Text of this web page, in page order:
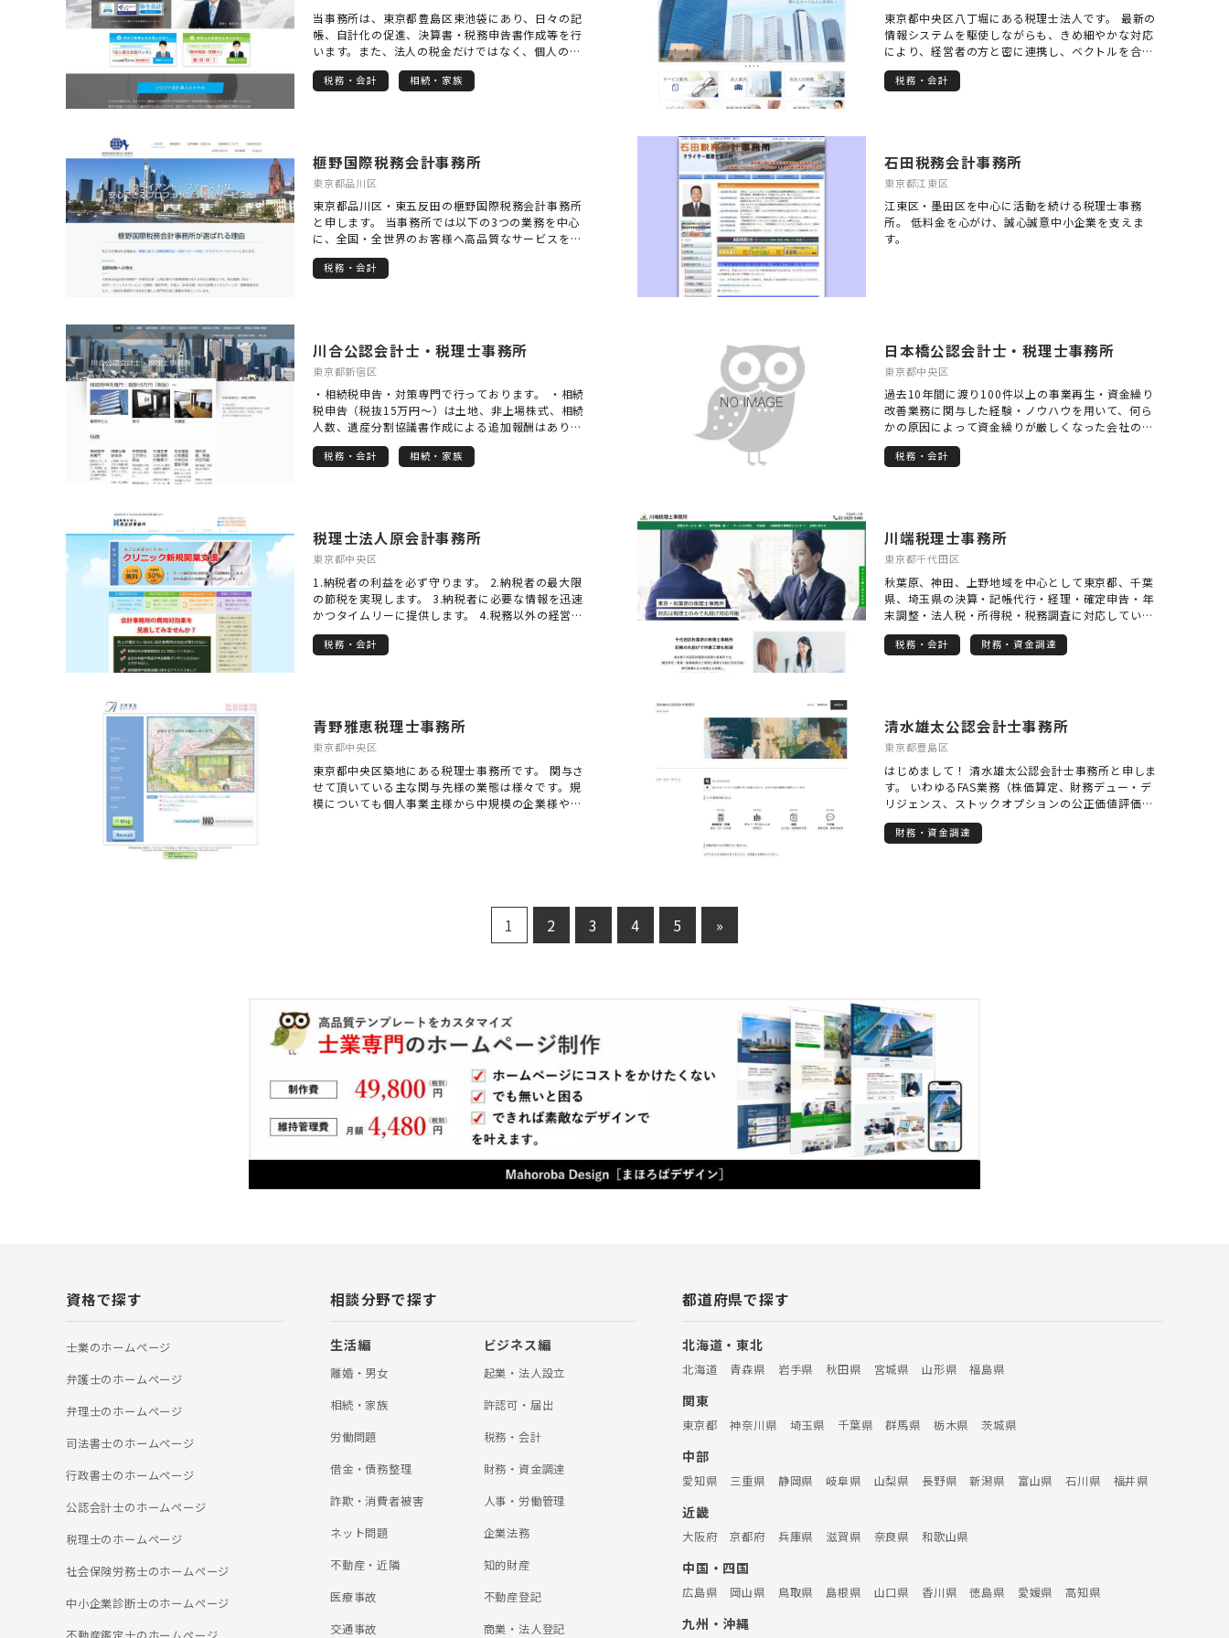
当事務所は、東京都豊島区東池袋にあり、日々の記
帳、自計化の促進、決算書・税務申告書作成等を行
います。また、法人の税金だけではなく、個人の所
得税、相続・贈与税等も含めて総合的な節税対策を
積極的に行っていきます。そして、常にお客様の視
したスピード対応と情報力、そして、お客様の立場
に立った親身な対応を常に心がけております。ま
た、自計化を推奨しており、お客様には会計ソフト
と給与ソフトを無償で提供いたします。自計化する
ことによって、財務状況を常に把握することがで
き、なおかつ、記帳代行料が発生しない分、低価格
にてサービスのご提供をお約束いたします。
税務・会計 相続・家族
東京都中央区八丁堀にある税理士法人です。 最新の
情報システムを駆使しながらも、きめ細やかな対応
により、経営者の方と密に連携し、ベクトルを合わ
せて、理想的な成長曲線を描くためのお手伝いをさ
せていただきます。
税務・会計
榧野国際税務会計事務所
東京都品川区
東京都品川区・東五反田の榧野国際税務会計事務所
と申します。 当事務所では以下の3つの業務を中心
に、全国・全世界のお客様へ高品質なサービスを提
供しております。 ・税務顧問サービス ・国際税務・
海外進出サポート ・相続・資産税業務 最新のITツー
税務・会計
石田税務会計事務所
東京都江東区
江東区・墨田区を中心に活動を続ける税理士事務
所。 低料金を心がけ、誠心誠意中小企業を支えま
す。
川合公認会計士・税理士事務所
東京都新宿区
・相続税申告・対策専門で行っております。 ・相続
税申告（税抜15万円～）は土地、非上場株式、相続
人数、遺産分割協議書作成による追加報酬はありま
せん。 ・相続税申告のお客様には、1級ファイナン
シャル・プランニング技能士として、家計に関する
会社、家族信託、議決権分離信託、遺言代用信託、
公正証書遺言の活用などを行っております。 ・最寄
りは新宿駅です。 ・営業時間は平日9～18時です
が、休日、営業時間外も対応可能です。 ・海外資
産、英語にも対応可能です。 ・全国対応可能です
（メール、電話、スカイプなど）。 ・個室でのお打
ち合わせをさせていただいており、小さなお子様も
ご同席可能です。 ・お飲み物はお水、お茶、コーヒ
税務・会計 相続・家族
日本橋公認会計士・税理士事務所
東京都中央区
過去10年間に渡り100件以上の事業再生・資金繰り
改善業務に関与した経験・ノウハウを用いて、何ら
かの原因によって資金繰りが厳しくなった会社の事
業再生・資金繰り改善支援を行っております。 弊所
では、単純作業を除き代表自らが顧問税理士として
に、弊社の無料相談にお申し込みいただけますと幸
甚です。
税務・会計
税理士法人原会計事務所
東京都中央区
1.納税者の利益を必ず守ります。 2.納税者の最大限
の節税を実現します。 3.納税者に必要な情報を迅速
かつタイムリーに提供します。 4.税務以外の経営上
の相談に対し的確な素早い対応を行います。 5.税務
調査には必ず立ち会い納税者を守ります。 私達は会
のネットワークにより対処し優秀な職業人としての
責任を全うしたいと願っております。
税務・会計
川端税理士事務所
東京都千代田区
秋葉原、神田、上野地域を中心として東京都、千葉
県、埼玉県の決算・記帳代行・経理・確定申告・年
末調整・法人税・所得税・税務調査に対応していま
す。 完全オンラインによる税務顧問にも対応してお
り、日本全国の中小企業のお客様へ対応可能です。
額20,000円～完全オンラインに対応 ・調剤薬局部門
は、月額18,000円～完全オンラインに対応 ・放課後
等デイサービスは、月額15,000円～完全オンライン
に対応 また、お客様への対応はすべて税理士が一貫
して対応します。 無資格のスタッフがお客様からの
ご質問等に回答するなどはありません。
税務・会計 財務・資金調達
青野雅恵税理士事務所
東京都中央区
東京都中央区築地にある税理士事務所です。 関与さ
せて頂いている主な関与先様の業態は様々です。規
模についても個人事業主様から中規模の企業様や
業されたり、相続の問題が発生した時、状況によっ
て何をどう相談したらよいのか分からない場合には
清水雄太公認会計士事務所
東京都豊島区
はじめまして！ 清水雄太公認会計士事務所と申しま
す。 いわゆるFAS業務（株価算定、財務デュー・デ
リジェンス、ストックオプションの公正価値評価や
PPA）を始めとして、経理・内部統制構築支援や税務
顧問等を行っております。 M&Aのクロージング段階
財務・資金調達
1 2 3 4 5 »
資格で探す
士業のホームぺージ
弁護士のホームぺージ
弁理士のホームぺージ
司法書士のホームぺージ
行政書士のホームぺージ
公認会計士のホームぺージ
税理士のホームぺージ
社会保険労務士のホームぺージ
中小企業診断士のホームぺージ
相談分野で探す
生活編
離婚・男女
相続・家族
労働問題
借金・債務整理
詐欺・消費者被害
ネット問題
不動産・近隣
医療事故
交通事故
ビジネス編
起業・法人設立
許認可・届出
税務・会計
財務・資金調達
人事・労働管理
企業法務
知的財産
不動産登記
商業・法人登記
都道府県で探す
北海道・東北
北海道 青森県 岩手県 秋田県 宮城県 山形県 福島県
関東
東京都 神奈川県 埼玉県 千葉県 群馬県 栃木県 茨城県
中部
愛知県 三重県 静岡県 岐阜県 山梨県 長野県 新潟県 富山県 石川県 福井県
近畿
大阪府 京都府 兵庫県 滋賀県 奈良県 和歌山県
中国・四国
広島県 岡山県 鳥取県 島根県 山口県 香川県 徳島県 愛媛県 高知県
九州・沖縄